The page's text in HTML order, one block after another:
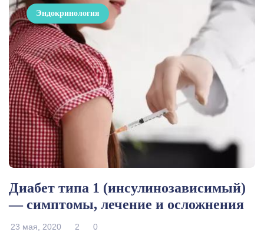
Эндокринология
Диабет типа 1 (инсулинозависимый)
— симптомы, лечение и осложнения
23 мая, 2020 2 0